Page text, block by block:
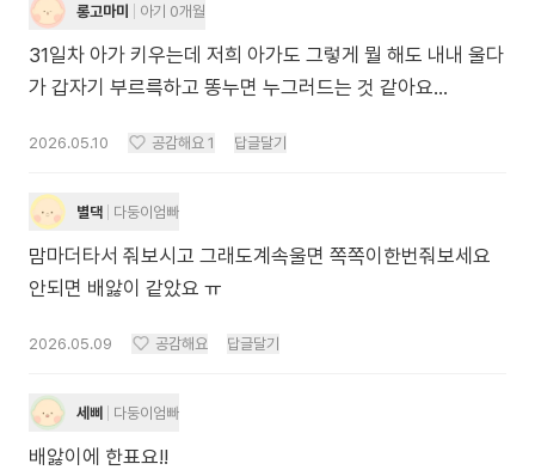
롱고마미 아기 0개월
31일차 아가 키우는데 저희 아가도 그렇게 뭘 해도 내내 울다
가 갑자기 부르륵하고 똥누면 누그러드는 것 같아요...
2026.05.10 공감해요 1 답글달기
별댁 다둥이엄빠
맘마더타서 줘보시고 그래도계속울면 쪽쪽이한번줘보세요
안되면 배앓이 같았요 ㅠ
2026.05.09 공감해요 답글달기
세삐 다둥이엄빠
배앓이에 한표요!!